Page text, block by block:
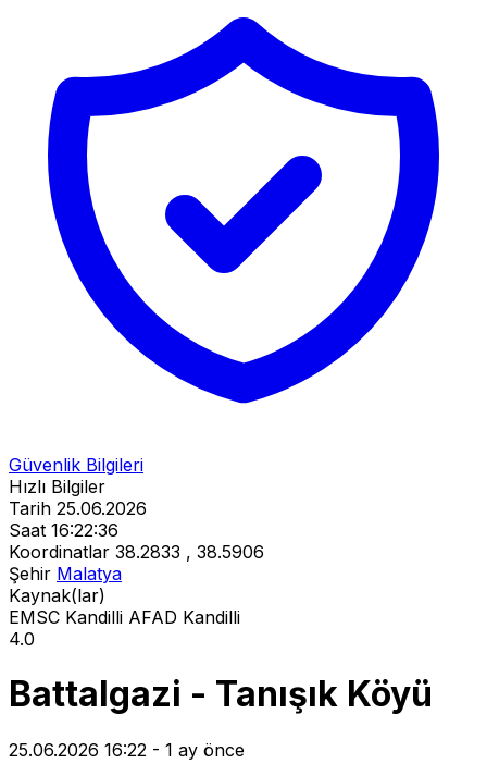
Güvenlik Bilgileri
Hızlı Bilgiler
Tarih 25.06.2026
Saat 16:22:36
Koordinatlar 38.2833 , 38.5906
Şehir Malatya
Kaynak(lar)
EMSC Kandilli AFAD Kandilli
4.0
Battalgazi - Tanışık Köyü
25.06.2026 16:22 - 1 ay önce